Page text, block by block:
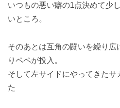
いつもの悪い癖の1点決めて少
いところ。
そのあとは互角の闘いを繰り
りペペが投入。
そして左サイドにやってきたサ
た